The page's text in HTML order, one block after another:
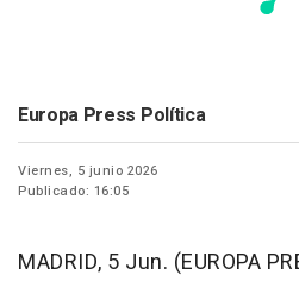
Europa Press Política
Viernes, 5 junio 2026
Publicado: 16:05
MADRID, 5 Jun. (EUROPA